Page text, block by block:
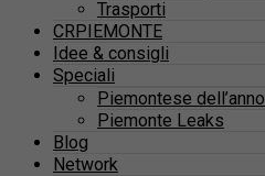
Trasporti
CRPIEMONTE
Idee & consigli
Speciali
Piemontese dell’anno
Piemonte Leaks
Blog
Network